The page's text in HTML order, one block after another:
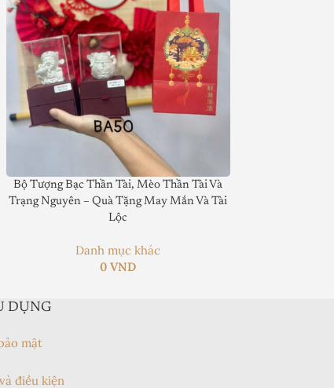
Bộ Tượng Bạc Thần Tài, Mèo Thần Tài Và
Trạng Nguyên – Quà Tặng May Mắn Và Tài
Lộc
Danh mục khác
0VND
DỤNG
mật
điều kiện